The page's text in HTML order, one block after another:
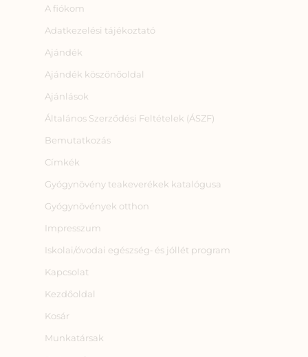
A fiókom
Adatkezelési tájékoztató
Ajándék
Ajándék köszönőoldal
Ajánlások
Általános Szerződési Feltételek (ÁSZF)
Bemutatkozás
Címkék
Gyógynövény teakeverékek katalógusa
Gyógynövények otthon
Impresszum
Iskolai/óvodai egészség‑ és jóllét program
Kapcsolat
Kezdőoldal
Kosár
Munkatársak